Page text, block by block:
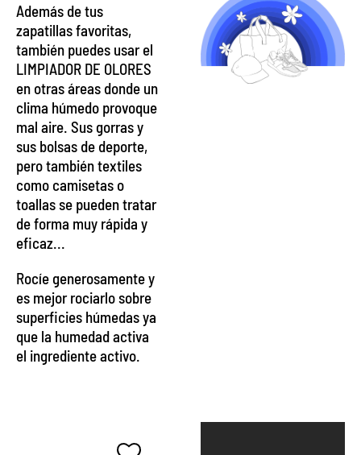
Además de tus
zapatillas favoritas,
también puedes usar el
LIMPIADOR DE OLORES
en otras áreas donde un
clima húmedo provoque
mal aire. Sus gorras y
sus bolsas de deporte,
pero también textiles
como camisetas o
toallas se pueden tratar
de forma muy rápida y
eficaz...
Rocíe generosamente y
es mejor rociarlo sobre
superficies húmedas ya
que la humedad activa
el ingrediente activo.